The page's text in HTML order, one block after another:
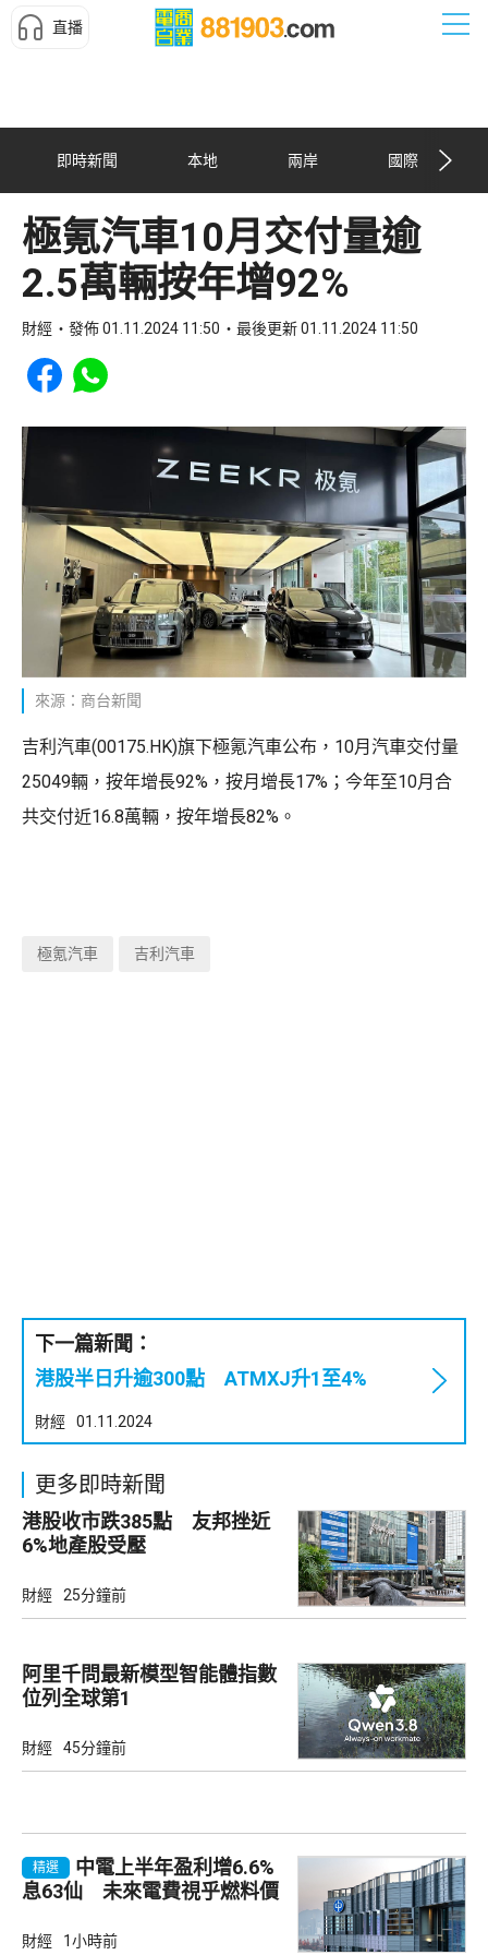
直播
即時新聞 本地 兩岸 國際
極氪汽車10月交付量逾
2.5萬輛按年增92%
財經 發佈 01.11.2024 11:50 最後更新 01.11.2024 11:50
Share to Facebook
Share to WhatsApp
來源：商台新聞
吉利汽車(00175.HK)旗下極氪汽車公布，10月汽車交付量
25049輛，按年增長92%，按月增長17%；今年至10月合
共交付近16.8萬輛，按年增長82%。
極氪汽車 吉利汽車
下一篇新聞：
港股半日升逾300點 ATMXJ升1至4%
財經 01.11.2024
更多即時新聞
港股收市跌385點 友邦挫近
6%地產股受壓
財經 25分鐘前
阿里千問最新模型智能體指數
位列全球第1
財經 45分鐘前
精選
中電上半年盈利增6.6%
息63仙 未來電費視乎燃料價
財經 1小時前